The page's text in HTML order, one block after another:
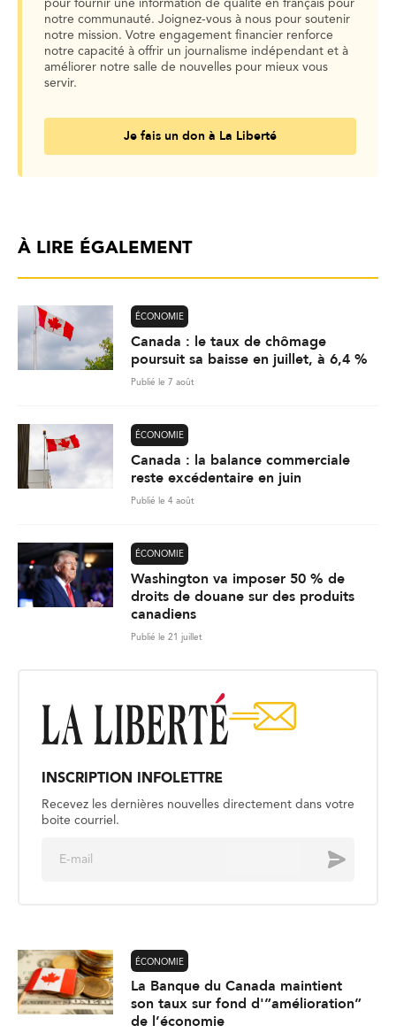
pour fournir une information de qualité en français pour
notre communauté. Joignez-vous à nous pour soutenir
notre mission. Votre engagement financier renforce
notre capacité à offrir un journalisme indépendant et à
améliorer notre salle de nouvelles pour mieux vous
servir.
Je fais un don à La Liberté
À LIRE ÉGALEMENT
ÉCONOMIE
Canada : le taux de chômage
poursuit sa baisse en juillet, à 6,4 %
Publié le 7 août
ÉCONOMIE
Canada : la balance commerciale
reste excédentaire en juin
Publié le 4 août
ÉCONOMIE
Washington va imposer 50 % de
droits de douane sur des produits
canadiens
Publié le 21 juillet
INSCRIPTION INFOLETTRE
Recevez les dernières nouvelles directement dans votre
boite courriel.
Envoyer
ÉCONOMIE
La Banque du Canada maintient
son taux sur fond d'”amélioration”
de l’économie